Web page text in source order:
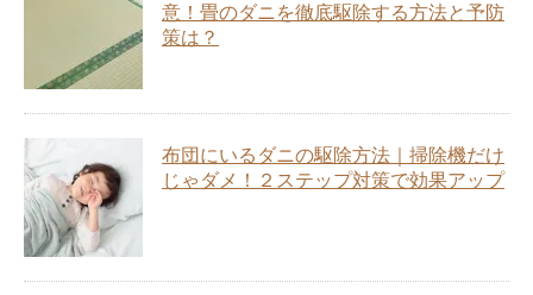
意！畳のダニを徹底駆除する方法と予防
策は？
布団にいるダニの駆除方法｜掃除機だけ
じゃダメ！２ステップ対策で効果アップ